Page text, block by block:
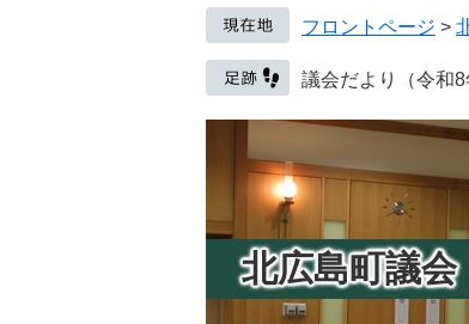
戸籍・住民票・証明
子ども・教育
健康・医療・福祉
生活・交通・動物
入札・契約
観光案内・ガイドブッ
歴史・文化・アート
観光リンク・その他
町の概要
取り組み・提言
人権・男女共同参画
フロントページ >
議会だより（令和8
北広島町議会